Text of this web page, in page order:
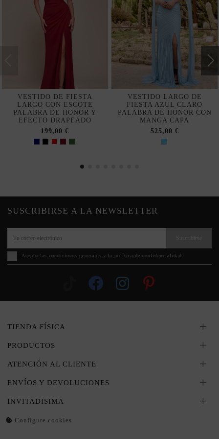
VESTIDO DE FIESTA
LARGO CON ESCOTE
PALABRA DE HONOR Y
EFECTO DRAPEADO
199,00 €
VESTIDO LARGO DE
FIESTA AZUL CLARO
PALABRA DE HONOR CON
MANGA CAPA
525,00 €
SUSCRIBIRSE A LA NEWSLETTER
Acepto las condiciones generales y la política de confidencialidad
TIENDA FÍSICA
PRODUCTOS
ATENCIÓN AL CLIENTE
ENVÍOS Y DEVOLUCIONES
INVITADISIMA
Configure cookies